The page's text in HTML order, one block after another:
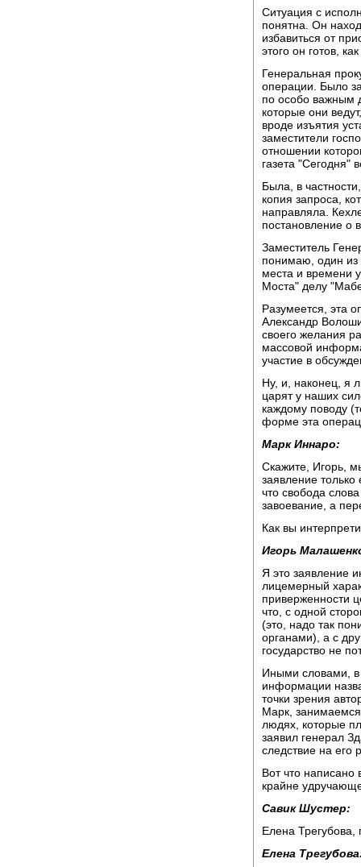
Ситуация с
понятна. Он
избавиться от
этого он готов,
Генеральная
операции. Было
по особо важным
которые они
вроде изъятия
заместители
отношении
газета "Сегодня"
Была, в
копия запроса,
направляла.
постановление о
Заместитель
понимаю, один из
места и времени
Моста" делу
Разумеется, эта
Александр
своего желания
массовой
участие в
Ну, и, наконец, я
царят у наших
каждому поводу
форме эта
Марк Иннаро:
Скажите, Игорь,
заявление только
что свобода
завоевание, а
Как вы
Игорь
Я это заявление
лицемерный
приверженности
что, с одной
(это, надо так
органами), а с
государство не
Иными словами, в
информации
точки зрения
Марк,
людях, которые
заявил генерал
следствие на его
Вот что
крайне
Савик Шустер:
Елена Трегубова,
Елена